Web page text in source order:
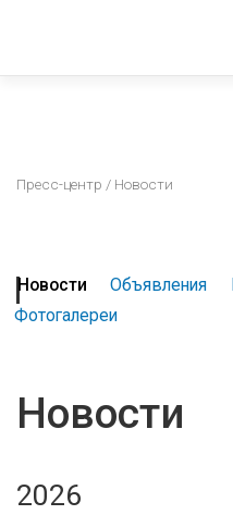
Пресс-центр / Новости
Новости Объявления
Фотогалереи
Новости
2026